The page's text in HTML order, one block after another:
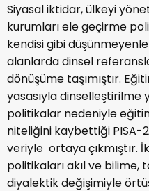
Siyasal iktidar, ülkeyi
kurumları ele geçirme
kendisi gibi
alanlarda dinsel
dönüşüme taşımıştır.
yasasıyla dinselleştirilme
politikalar nedeniyle
niteliğini kaybettiği PISA-
veriyle ortaya çıkmıştır.
politikaları akıl ve bilime,
diyalektik değişimiyle